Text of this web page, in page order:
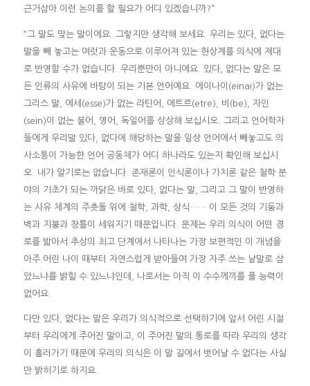
근거삼아 이런 논의를 할 필요가 어디 있겠습니까?”
“그 말도 맞는 말이에요. 그렇지만 생각해 보세요. 우리는 있다, 없다는
말을 빼 놓고는 여럿과 운동으로 이루어져 있는 현상계를 의식에 제대
로 반영할 수가 없습니다. 우리뿐만이 아니에요. 있다, 없다는 말은 모
든 인류의 사유에 바탕이 되는 기본 언어예요. 에이나이(einai)가 없는
그리스 말, 에세(esse)가 없는 라틴어, 에트르(etre), 비(be), 자인
(sein)이 없는 불어, 영어, 독일어를 상상해 보십시오. 그리고 언어학자
들에게 우리말 있다, 없다에 해당하는 말을 일상 언어에서 빼놓고도 의
사소통이 가능한 언어 공동체가 어디 하나라도 있는지 확인해 보십시
오. 내가 알기로는 없습니다. 존재론이 인식론이나 가치론 같은 철학 분
야의 기초가 되는 까닭은 바로 있다, 없다는 말, 그리고 그 말이 반영하
는 사유 체계의 주춧돌 위에 철학, 과학, 상식…… 이 모든 것의 기둥과
벽과 지붕과 창틀이 세워지기 때문입니다. 문제는 우리 의식이 어떤 경
로를 밟아서 추상의 최고 단계에서 나타나는 가장 보편적인 이 개념을
아주 어린 나이 때부터 자연스럽게 받아들여 가장 자주 쓰는 낱말로 삼
았느냐를 밝힐 수 있느냐인데, 나로서는 아직 이 수수께끼를 풀 능력이
없어요.
다만 있다, 없다는 말은 우리가 의식적으로 선택하기에 앞서 어린 시절
부터 우리에게 주어진 말이고, 이 주어진 말의 통로를 따라 우리의 생각
이 흘러가기 때문에 우리의 의식은 이 말 길에서 벗어날 수 없다는 사실
만 밝히기로 하지요.